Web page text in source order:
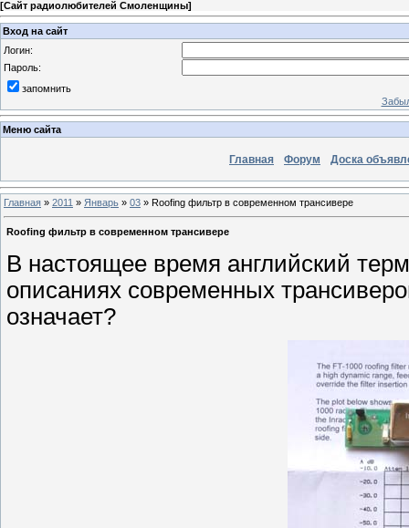
[Сайт радиолюбителей Смоленщины]
Вход на сайт
Логин:
Пароль:
запомнить
Меню сайта
Главная Форум Доска
Главная » 2011 » Январь » 03 » Roofing фильтр в современном трансивере
Roofing фильтр в современном трансивере
В настоящее время английский
описаниях современных
означает?